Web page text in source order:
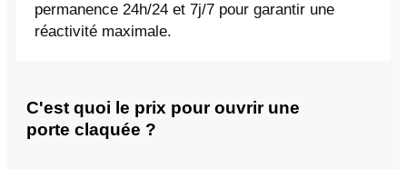
permanence 24h/24 et 7j/7 pour garantir une
réactivité maximale.
C'est quoi le prix pour ouvrir une
porte claquée ?